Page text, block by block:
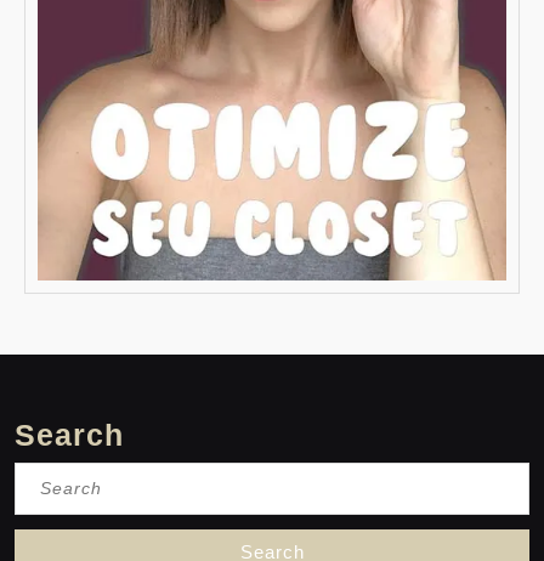
Search